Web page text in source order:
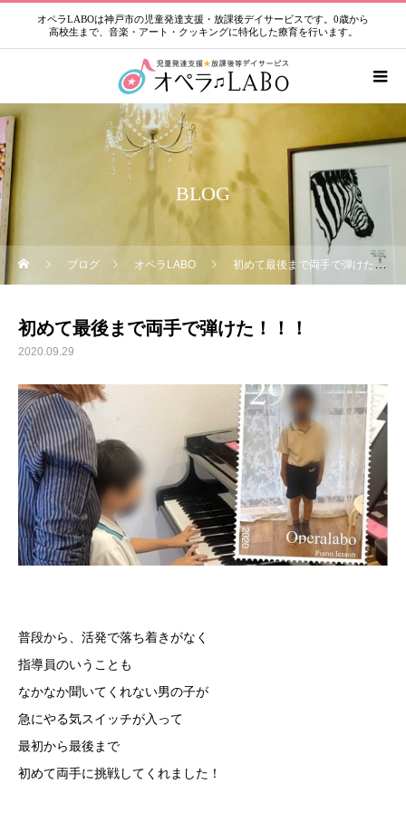
オペラLABOは神戸市の児童発達支援・放課後デイサービスです。0歳から
高校生まで、音楽・アート・クッキングに特化した療育を行います。
BLOG
ブログ オペラLABO 初めて最後まで両手で弾けた！！！
初めて最後まで両手で弾けた！！！
2020.09.29
普段から、活発で落ち着きがなく
指導員のいうことも
なかなか聞いてくれない男の子が
急にやる気スイッチが入って
最初から最後まで
初めて両手に挑戦してくれました！